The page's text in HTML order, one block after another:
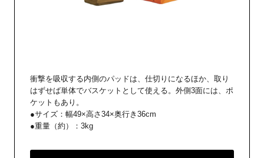
衝撃を吸収する内側のパッドは、仕切りになるほか、取り
はずせば単体でバスケットとして使える。外側3面には、ポ
ケットもあり。
●サイズ：幅49×高さ34×奥行き36cm
●重量（約）：3kg